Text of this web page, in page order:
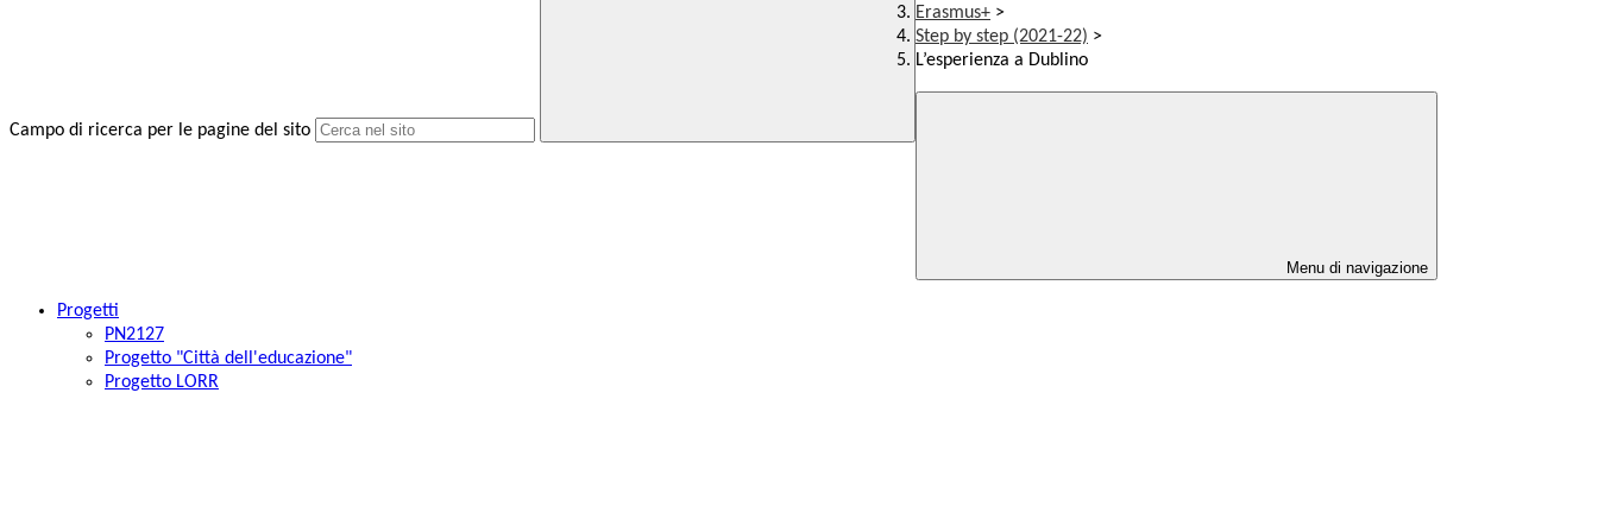
Campo di ricerca per le pagine del sito
Erasmus+ >
Step by step (2021-22) >
L’esperienza a Dublino
Menu di navigazione
Progetti
PN2127
Progetto "Città dell'educazione"
Progetto LORR